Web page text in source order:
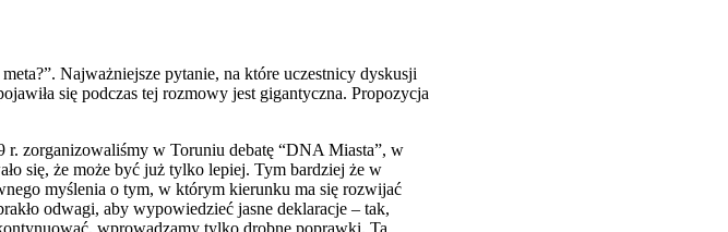
Najważniejsze pytanie, na które uczestnicy dyskusji
się podczas tej rozmowy jest gigantyczna. Propozycja
r. zorganizowaliśmy w Toruniu debatę “DNA Miasta”, w
się, że może być już tylko lepiej. Tym bardziej że w
myślenia o tym, w którym kierunku ma się rozwijać
odwagi, aby wypowiedzieć jasne deklaracje – tak,
wprowadzamy tylko drobne poprawki. Ta